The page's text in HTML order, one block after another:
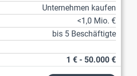
Unternehmen kaufen
<1,0 Mio. €
bis 5 Beschäftigte
1 € - 50.000 €